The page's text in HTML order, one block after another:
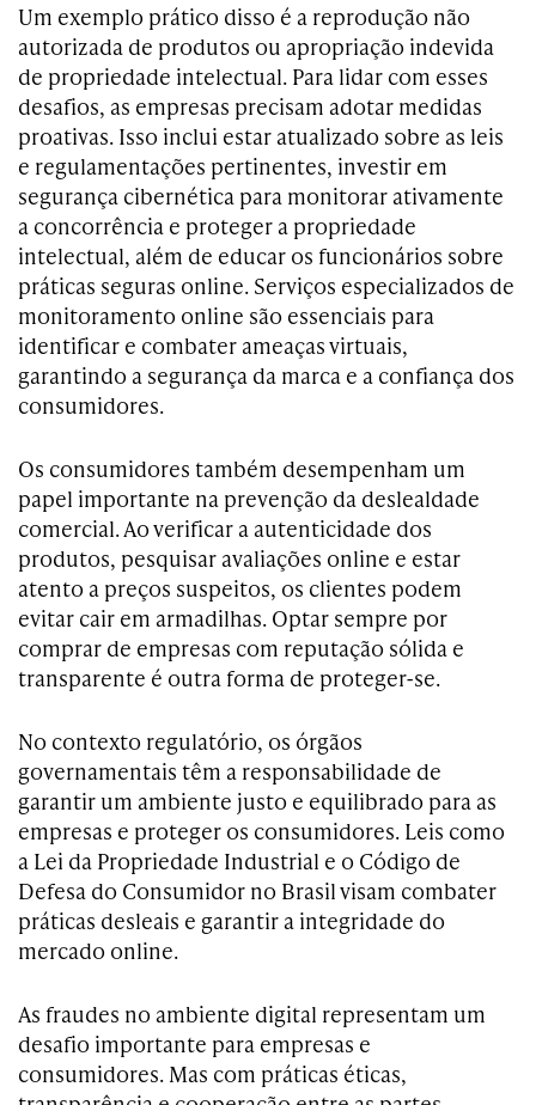
Um exemplo prático disso é a reprodução não
autorizada de produtos ou apropriação indevida
de propriedade intelectual. Para lidar com esses
desafios, as empresas precisam adotar medidas
proativas. Isso inclui estar atualizado sobre as leis
e regulamentações pertinentes, investir em
segurança cibernética para monitorar ativamente
a concorrência e proteger a propriedade
intelectual, além de educar os funcionários sobre
práticas seguras online. Serviços especializados de
monitoramento online são essenciais para
identificar e combater ameaças virtuais,
garantindo a segurança da marca e a confiança dos
consumidores.
Os consumidores também desempenham um
papel importante na prevenção da deslealdade
comercial. Ao verificar a autenticidade dos
produtos, pesquisar avaliações online e estar
atento a preços suspeitos, os clientes podem
evitar cair em armadilhas. Optar sempre por
comprar de empresas com reputação sólida e
transparente é outra forma de proteger-se.
No contexto regulatório, os órgãos
governamentais têm a responsabilidade de
garantir um ambiente justo e equilibrado para as
empresas e proteger os consumidores. Leis como
a Lei da Propriedade Industrial e o Código de
Defesa do Consumidor no Brasil visam combater
práticas desleais e garantir a integridade do
mercado online.
As fraudes no ambiente digital representam um
desafio importante para empresas e
consumidores. Mas com práticas éticas,